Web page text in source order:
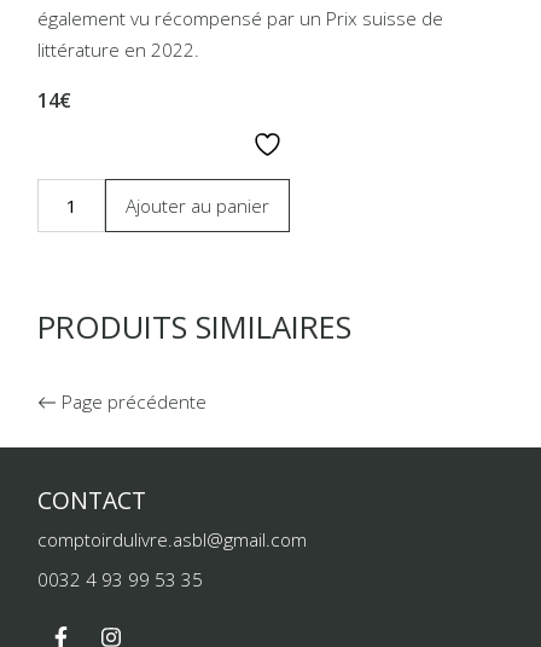
également vu récompensé par un Prix suisse de
littérature en 2022.
14€
Ajouter au panier
PRODUITS SIMILAIRES
Page précédente
CONTACT
comptoirdulivre.asbl@gmail.com
0032 4 93 99 53 35